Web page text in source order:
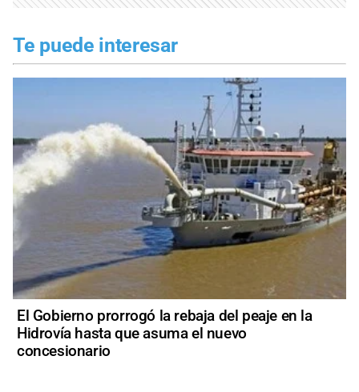
Te puede interesar
El Gobierno prorrogó la rebaja del peaje en la
Hidrovía hasta que asuma el nuevo
concesionario